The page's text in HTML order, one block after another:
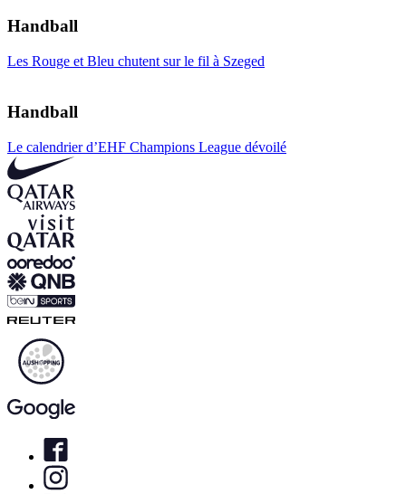
Handball
Les Rouge et Bleu chutent sur le fil à Szeged
Handball
Le calendrier d’EHF Champions League dévoilé